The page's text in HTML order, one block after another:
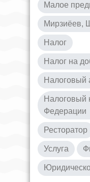
Малое
Мирзиёев,
Налог
Налог на
Налоговый
Налоговый
Федерации
Ресторатор
Услуга